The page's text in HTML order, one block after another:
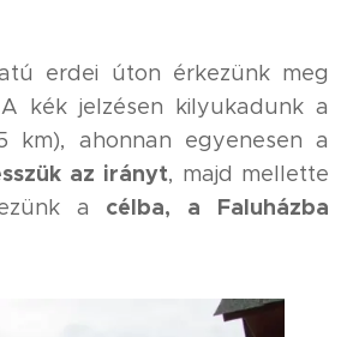
erdei úton érkezünk meg
kék jelzésen kilyukadunk a
km), ahonnan egyenesen a
az irányt, majd mellette
a célba, a Faluházba